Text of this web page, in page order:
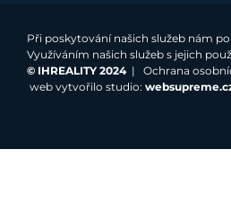
Při poskytování našich služeb nám
Využíváním našich služeb s jejich
© IHREALITY 2024| Ochrana
web vytvořilo studio: